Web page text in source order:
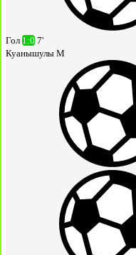
Гол 1:0 7'
Куанышулы М